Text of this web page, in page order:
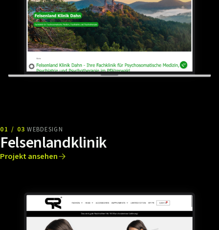
01 / 03 WEBDESIGN
Felsenlandklinik
Projekt ansehen